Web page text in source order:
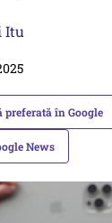
Itu
preferată în Google
News